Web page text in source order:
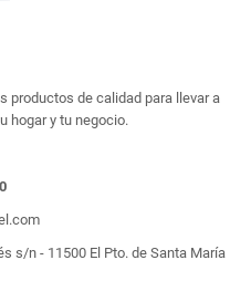
productos de calidad para llevar a
hogar y tu negocio.
s/n - 11500 El Pto. de Santa María